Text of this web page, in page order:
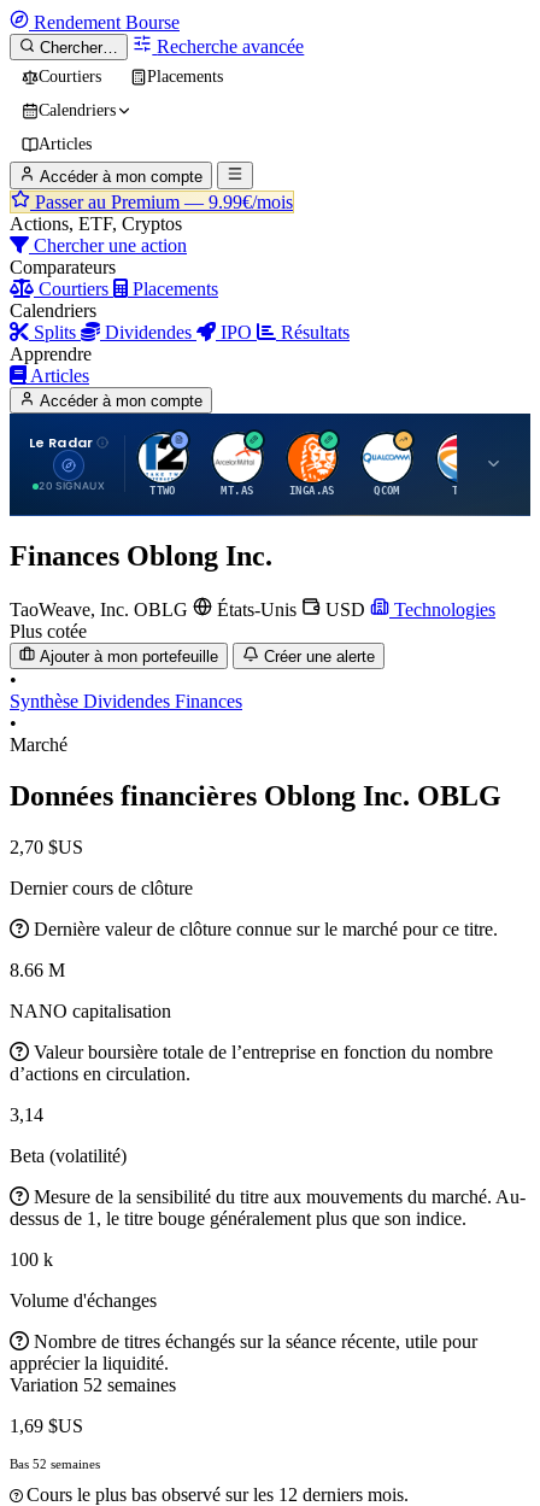
Rendement Bourse
Chercher… Recherche avancée
Courtiers
Placements
Calendriers
Articles
Accéder à mon compte
Passer au Premium — 9.99€/mois
Actions, ETF, Cryptos
Chercher une action
Comparateurs
Courtiers
Placements
Calendriers
Splits
Dividendes IPO
Résultats
Apprendre
Articles
Accéder à mon compte
Le Radar
20 SIGNAUX
T
TTWO
A
MT.AS
I
INGA.AS
Q
QCOM
T
TTE
Finances Oblong Inc.
TaoWeave, Inc. OBLG États-Unis USD
Technologies
Plus cotée
Ajouter à mon portefeuille Créer une alerte
•
Synthèse Dividendes Finances
•
Marché
Données financières Oblong Inc. OBLG
2,70 $US
Dernier cours de clôture
Dernière valeur de clôture connue sur le marché pour ce titre.
8.66 M
NANO capitalisation
Valeur boursière totale de l’entreprise en fonction du nombre
d’actions en circulation.
3,14
Beta (volatilité)
Mesure de la sensibilité du titre aux mouvements du marché. Au-
dessus de 1, le titre bouge généralement plus que son indice.
100 k
Volume d'échanges
Nombre de titres échangés sur la séance récente, utile pour
apprécier la liquidité.
Variation 52 semaines
1,69 $US
Bas 52 semaines
Cours le plus bas observé sur les 12 derniers mois.